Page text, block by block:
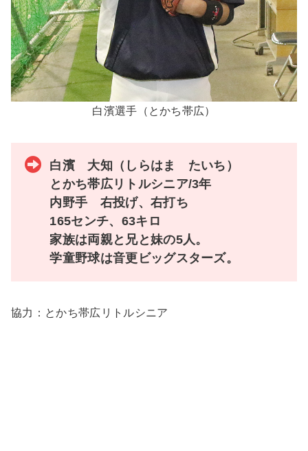
白濱選手（とかち帯広）
白濱 大知（しらはま たいち）
とかち帯広リトルシニア/3年
内野手 右投げ、右打ち
165センチ、63キロ
家族は両親と兄と妹の5人。
学童野球は音更ビッグスターズ。
協力：とかち帯広リトルシニア